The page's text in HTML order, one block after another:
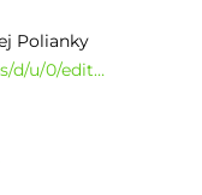
Polianky
d/u/0/edit…